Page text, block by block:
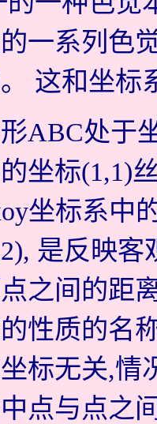
一系列色
这和坐标
ABC处于
坐标(1,1)
坐标系中
是反映
之间的距
性质的名
标无关,情
点与点之